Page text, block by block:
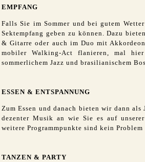
EMPFANG
Falls Sie im Sommer und bei gutem
Sektempfang geben zu können. Dazu
& Gitarre oder auch im Duo mit
mobiler Walking-Act flanieren, mal
sommerlichem Jazz und brasilianischem
ESSEN & ENTSPANNUNG
Zum Essen und danach bieten wir dann
dezenter Musik an wie Sie es auf
weitere Programmpunkte sind kein
TANZEN & PARTY